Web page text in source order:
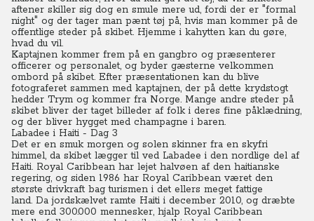
aftener skiller sig dog en smule mere ud, fordi der er "formal
night" og der tager man pænt tøj på, hvis man kommer på de
offentlige steder på skibet. Hjemme i kahytten kan du gøre,
hvad du vil.
Kaptajnen kommer frem på en gangbro og præsenterer
officerer og personalet, og byder gæsterne velkommen
ombord på skibet. Efter præsentationen kan du blive
fotograferet sammen med kaptajnen, der på dette krydstogt
hedder Trym og kommer fra Norge. Mange andre steder på
skibet bliver der taget billeder af folk i deres fine påklædning,
og der bliver hygget med champagne i baren.
Labadee i Haiti - Dag 3
Det er en smuk morgen og solen skinner fra en skyfri
himmel, da skibet lægger til ved Labadee i den nordlige del af
Haiti. Royal Caribbean har lejet halvøen af den haitianske
regering, og siden 1986 har Royal Caribbean været den
største drivkraft bag turismen i det ellers meget fattige
land. Da jordskælvet ramte Haiti i december 2010, og dræbte
mere end 300.000 mennesker, hjalp Royal Caribbean